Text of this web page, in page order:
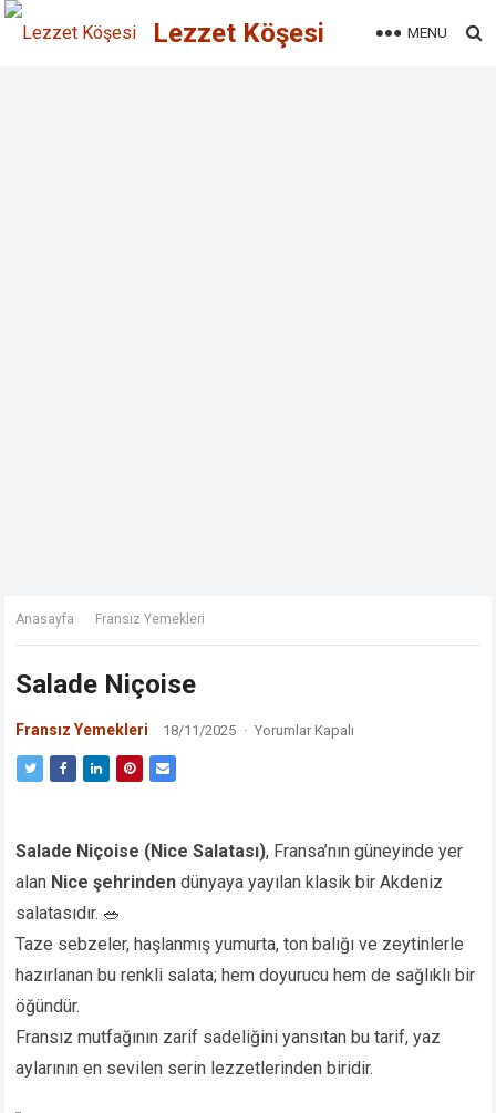
Lezzet Köşesi MENU
Anasayfa Fransız Yemekleri
Salade Niçoise
Fransız Yemekleri 18/11/2025 · Yorumlar Kapalı
Salade Niçoise (Nice Salatası), Fransa’nın güneyinde yer
alan Nice şehrinden dünyaya yayılan klasik bir Akdeniz
salatasıdır. 🥗
Taze sebzeler, haşlanmış yumurta, ton balığı ve zeytinlerle
hazırlanan bu renkli salata; hem doyurucu hem de sağlıklı bir
öğündür.
Fransız mutfağının zarif sadeliğini yansıtan bu tarif, yaz
aylarının en sevilen serin lezzetlerinden biridir.